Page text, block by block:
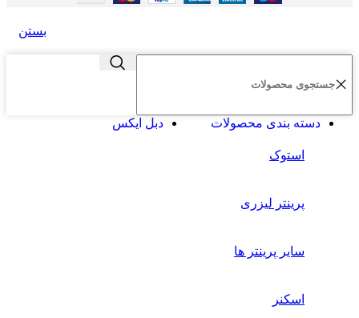
بستن
دبل ایکس دسته بندی محصولات
استوک
پرینتر لیزری
سایر پرینتر ها
اسکنر